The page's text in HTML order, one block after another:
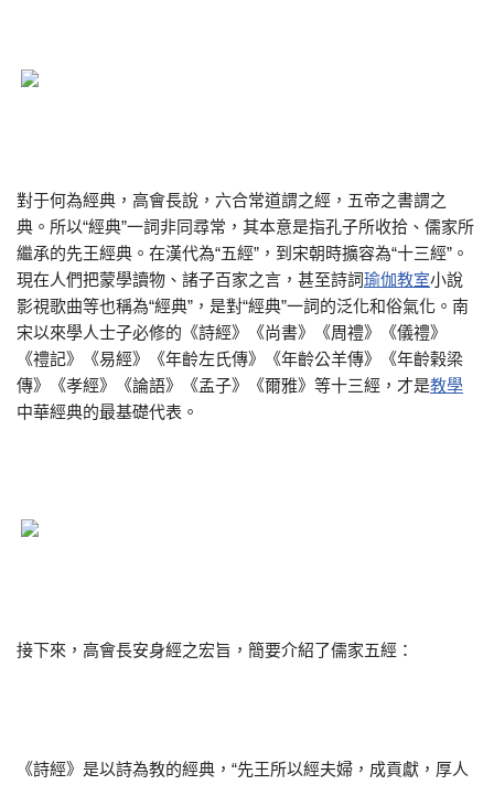
對于何為經典，高會長說，六合常道謂之經，五帝之書謂之
典。所以“經典”一詞非同尋常，其本意是指孔子所收拾、儒家所
繼承的先王經典。在漢代為“五經”，到宋朝時擴容為“十三經”。
現在人們把蒙學讀物、諸子百家之言，甚至詩詞瑜伽教室小說
影視歌曲等也稱為“經典”，是對“經典”一詞的泛化和俗氣化。南
宋以來學人士子必修的《詩經》《尚書》《周禮》《儀禮》
《禮記》《易經》《年齡左氏傳》《年齡公羊傳》《年齡榖梁
傳》《孝經》《論語》《孟子》《爾雅》等十三經，才是教學
中華經典的最基礎代表。
接下來，高會長安身經之宏旨，簡要介紹了儒家五經：
《詩經》是以詩為教的經典，“先王所以經夫婦，成貢獻，厚人